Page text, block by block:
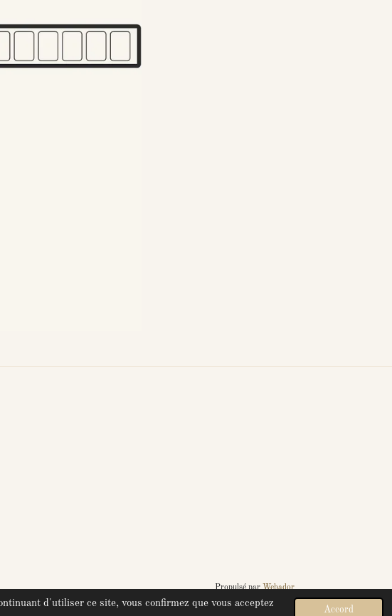
d'utiliser ce site, vous confirmez que vous acceptez
Accord
Propulsé parWebador